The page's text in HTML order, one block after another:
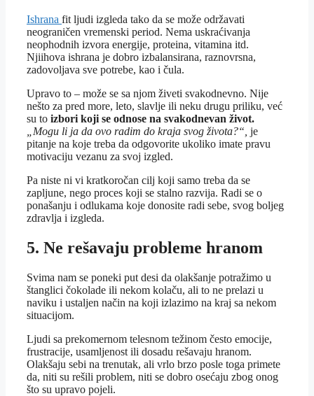
Ishrana fit ljudi izgleda tako da se može održavati
neograničen vremenski period. Nema uskraćivanja
neophodnih izvora energije, proteina, vitamina itd.
Njiihova ishrana je dobro izbalansirana, raznovrsna,
zadovoljava sve potrebe, kao i čula.
Upravo to – može se sa njom živeti svakodnevno. Nije
nešto za pred more, leto, slavlje ili neku drugu priliku, već
su to izbori koji se odnose na svakodnevan život.
„Mogu li ja da ovo radim do kraja svog života?“, je
pitanje na koje treba da odgovorite ukoliko imate pravu
motivaciju vezanu za svoj izgled.
Pa niste ni vi kratkoročan cilj koji samo treba da se
zapljune, nego proces koji se stalno razvija. Radi se o
ponašanju i odlukama koje donosite radi sebe, svog boljeg
zdravlja i izgleda.
5. Ne rešavaju probleme hranom
Svima nam se poneki put desi da olakšanje potražimo u
štanglici čokolade ili nekom kolaču, ali to ne prelazi u
naviku i ustaljen način na koji izlazimo na kraj sa nekom
situacijom.
Ljudi sa prekomernom telesnom težinom često emocije,
frustracije, usamljenost ili dosadu rešavaju hranom.
Olakšaju sebi na trenutak, ali vrlo brzo posle toga primete
da, niti su rešili problem, niti se dobro osećaju zbog onog
što su upravo pojeli.